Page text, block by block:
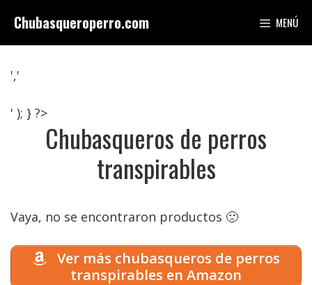
contenido
Chubasqueroperro.com MENÚ
','
' ); } ?>
Chubasqueros de perros
transpirables
Vaya, no se encontraron productos 🙁
Ver más chubasqueros de perros
transpirables en Amazon